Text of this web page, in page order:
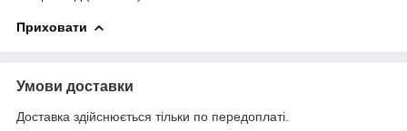
Приховати
Умови доставки
Доставка здійснюється тільки по передоплаті.